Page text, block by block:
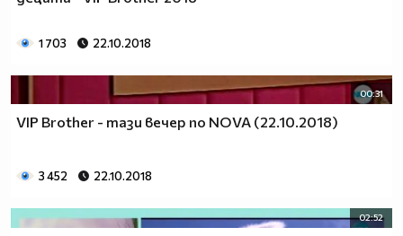
1 703 22.10.2018
00:31
VIP Brother - тази вечер по NOVA (22.10.2018)
3 452 22.10.2018
02:52